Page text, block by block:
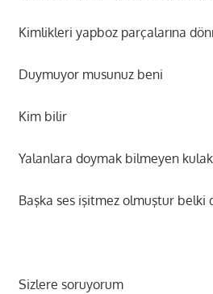
Kimlikleri yapboz parçalarına
Duymuyor musunuz beni
Kim bilir
Yalanlara doymak bilmeyen
Başka ses işitmez olmuştur belki
Sizlere soruyorum